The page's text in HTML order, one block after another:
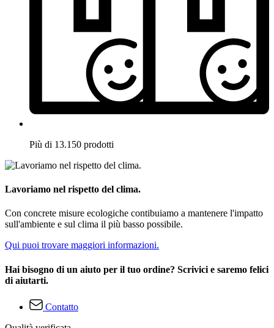
Più di 13.150 prodotti
Lavoriamo nel rispetto del clima.
Con concrete misure ecologiche contibuiamo a mantenere l'impatto
sull'ambiente e sul clima il più basso possibile.
Qui puoi trovare maggiori informazioni.
Hai bisogno di un aiuto per il tuo ordine? Scrivici e saremo felici
di aiutarti.
Contatto